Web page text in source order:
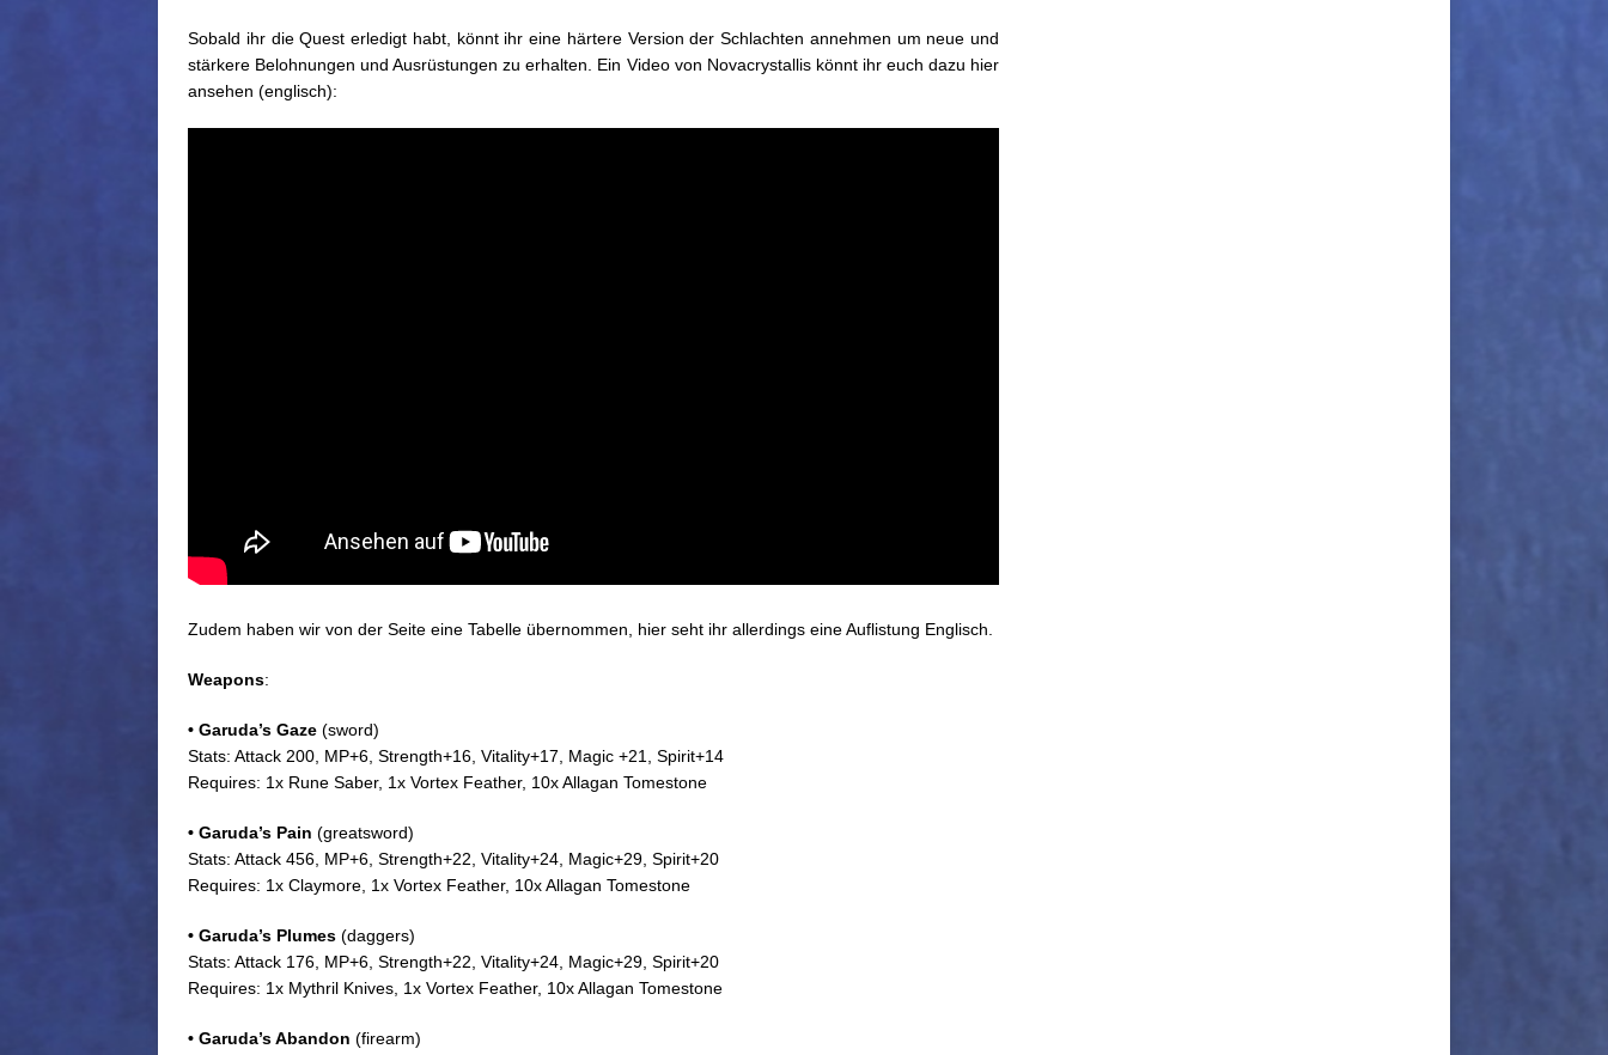
Sobald ihr die Quest erledigt habt, könnt ihr eine härtere Version der Schlachten annehmen um neue und
stärkere Belohnungen und Ausrüstungen zu erhalten. Ein Video von Novacrystallis könnt ihr euch dazu hier
ansehen (englisch):
Zudem haben wir von der Seite eine Tabelle übernommen, hier seht ihr allerdings eine Auflistung Englisch.
Weapons:
• Garuda’s Gaze (sword)
Stats: Attack 200, MP+6, Strength+16, Vitality+17, Magic +21, Spirit+14
Requires: 1x Rune Saber, 1x Vortex Feather, 10x Allagan Tomestone
• Garuda’s Pain (greatsword)
Stats: Attack 456, MP+6, Strength+22, Vitality+24, Magic+29, Spirit+20
Requires: 1x Claymore, 1x Vortex Feather, 10x Allagan Tomestone
• Garuda’s Plumes (daggers)
Stats: Attack 176, MP+6, Strength+22, Vitality+24, Magic+29, Spirit+20
Requires: 1x Mythril Knives, 1x Vortex Feather, 10x Allagan Tomestone
• Garuda’s Abandon (firearm)